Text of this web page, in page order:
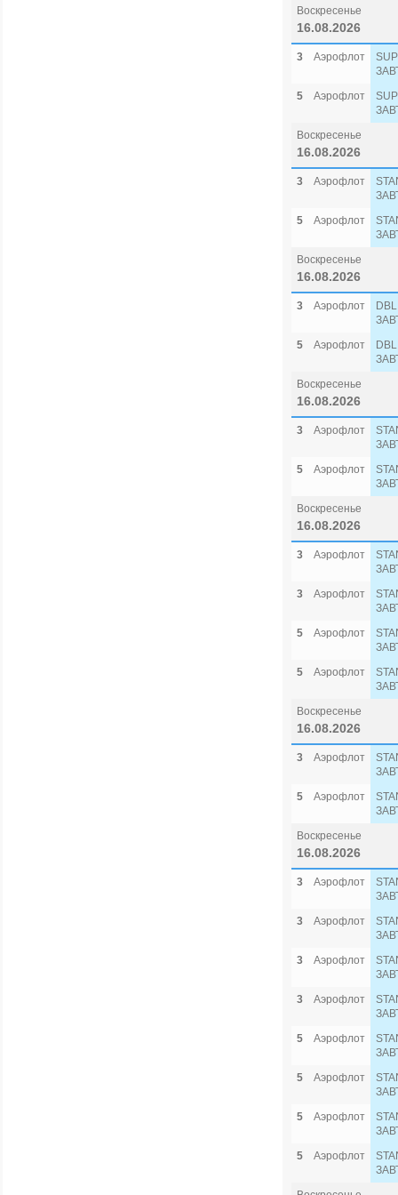
Воскресенье
16.08.2026
3 Аэрофлот
5
Аэрофлот
Воскресенье
16.08.2026
3 Аэрофлот
5
Аэрофлот
Воскресенье
16.08.2026
3 Аэрофлот
5
Аэрофлот
Воскресенье
16.08.2026
3 Аэрофлот
5
Аэрофлот
Воскресенье
16.08.2026
3 Аэрофлот
3
Аэрофлот
5
Аэрофлот
5
Аэрофлот
Воскресенье
16.08.2026
3 Аэрофлот
5
Аэрофлот
Воскресенье
16.08.2026
3 Аэрофлот
3
Аэрофлот
3
Аэрофлот
3
Аэрофлот
5
Аэрофлот
5
Аэрофлот
5
Аэрофлот
5
Аэрофлот